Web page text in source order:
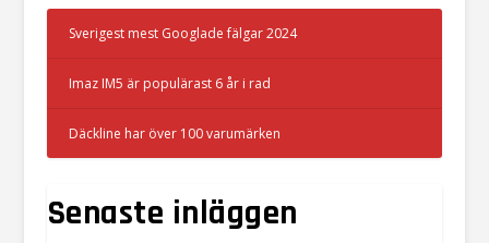
Sverigest mest Googlade fälgar 2024
Imaz IM5 är populärast 6 år i rad
Däckline har över 100 varumärken
Senaste inläggen